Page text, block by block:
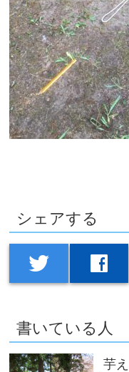
シェアする
twitter facebook
書いている人
芋